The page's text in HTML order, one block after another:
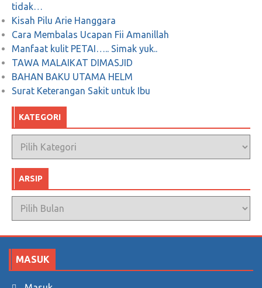
tidak…
Kisah Pilu Arie Hanggara
Cara Membalas Ucapan Fii Amanillah
Manfaat kulit PETAI….. Simak yuk..
TAWA MALAIKAT DIMASJID
BAHAN BAKU UTAMA HELM
Surat Keterangan Sakit untuk Ibu
KATEGORI
Kategori
ARSIP
Arsip
MASUK